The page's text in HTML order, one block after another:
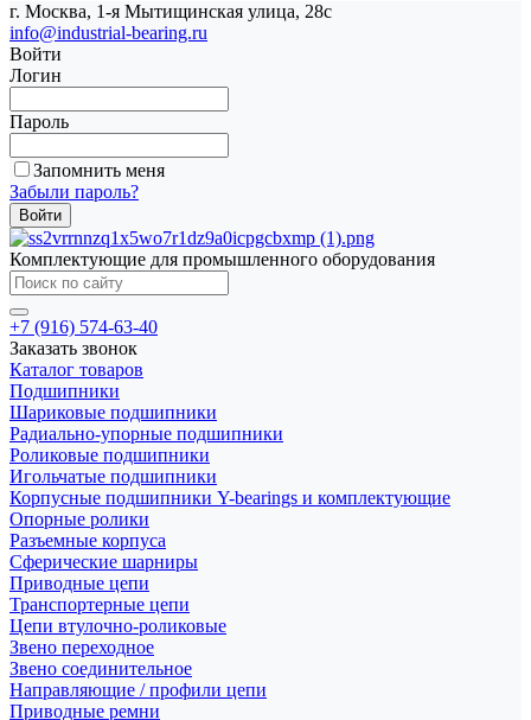
г. Москва, 1-я Мытищинская улица, 28с
info@industrial-bearing.ru
Войти
Логин
Пароль
Запомнить меня
Забыли пароль?
Комплектующие для промышленного оборудования
+7 (916) 574-63-40
Заказать звонок
Каталог товаров
Подшипники
Шариковые подшипники
Радиально-упорные подшипники
Роликовые подшипники
Игольчатые подшипники
Корпусные подшипники Y-bearings и комплектующие
Опорные ролики
Разъемные корпуса
Сферические шарниры
Приводные цепи
Транспортерные цепи
Цепи втулочно-роликовые
Звено переходное
Звено соединительное
Направляющие / профили цепи
Приводные ремни